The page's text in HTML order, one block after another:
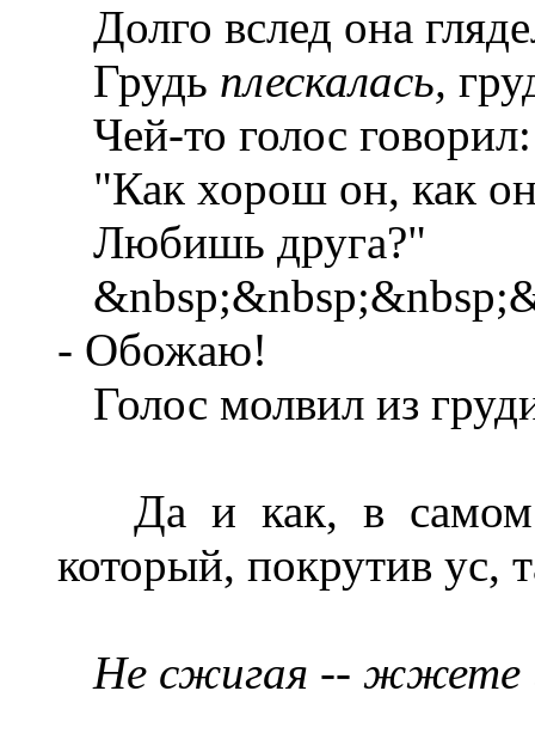
Долго вслед она
Грудь плескалась,
Чей-то голос говорил:
"Как хорош он, как
Любишь друга?"
- Обожаю!
Голос молвил из
Да и как, в самом
который, покрутив ус,
Не сжигая -- жжете